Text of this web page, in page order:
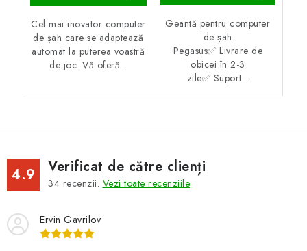
Cel mai inovator computer
de șah care se adaptează
automat la puterea voastră
de joc. Vă oferă...
Geantă pentru computer
de șah
Pegasus✅ Livrare de
obicei în 2-3
zile✅ Suport...
4.9 Verificat de către clienți
34 recenzii. Vezi toate recenziile
Ervin Gavrilov